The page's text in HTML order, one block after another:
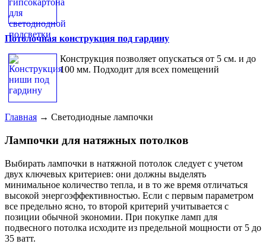
Потолочная конструкция под гардину
Конструкция позволяет опускаться от 5 см. и до
100 мм. Подходит для всех помещений
Главная → Светодиодные лампочки
Лампочки для натяжных потолков
Выбирать лампочки в натяжной потолок следует с учетом
двух ключевых критериев: они должны выделять
минимальное количество тепла, и в то же время отличаться
высокой энергоэффективностью. Если с первым параметром
все предельно ясно, то второй критерий учитывается с
позиции обычной экономии. При покупке ламп для
подвесного потолка исходите из предельной мощности от 5 до
35 ватт.